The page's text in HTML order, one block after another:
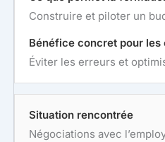
Construire et piloter un
Éviter les erreurs et
Négociations avec